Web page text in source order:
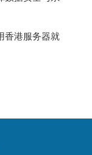
香港服务器就